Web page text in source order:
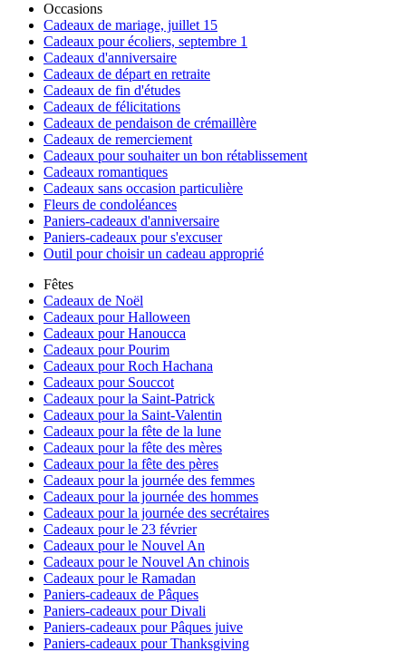
Occasions
Cadeaux de mariage, juillet 15
Cadeaux pour écoliers, septembre 1
Cadeaux d'anniversaire
Cadeaux de départ en retraite
Cadeaux de fin d'études
Cadeaux de félicitations
Cadeaux de pendaison de crémaillère
Cadeaux de remerciement
Cadeaux pour souhaiter un bon rétablissement
Cadeaux romantiques
Cadeaux sans occasion particulière
Fleurs de condoléances
Paniers-cadeaux d'anniversaire
Paniers-cadeaux pour s'excuser
Outil pour choisir un cadeau approprié
Fêtes
Cadeaux de Noël
Cadeaux pour Halloween
Cadeaux pour Hanoucca
Cadeaux pour Pourim
Cadeaux pour Roch Hachana
Cadeaux pour Souccot
Cadeaux pour la Saint-Patrick
Cadeaux pour la Saint-Valentin
Cadeaux pour la fête de la lune
Cadeaux pour la fête des mères
Cadeaux pour la fête des pères
Cadeaux pour la journée des femmes
Cadeaux pour la journée des hommes
Cadeaux pour la journée des secrétaires
Cadeaux pour le 23 février
Cadeaux pour le Nouvel An
Cadeaux pour le Nouvel An chinois
Cadeaux pour le Ramadan
Paniers-cadeaux de Pâques
Paniers-cadeaux pour Divali
Paniers-cadeaux pour Pâques juive
Paniers-cadeaux pour Thanksgiving